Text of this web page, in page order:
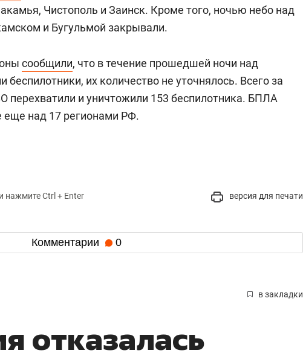
Чистополь и Заинск. Кроме того, ночью небо над
и Бугульмой закрывали.
сообщили, что в течение прошедшей ночи над
беспилотники, их количество не уточнялось. Всего за
перехватили и уничтожили 153 беспилотника. БПЛА
еще над 17 регионами РФ.
нажмите Ctrl + Enter версия для печати
Комментарии 0
в закладки
отказалась